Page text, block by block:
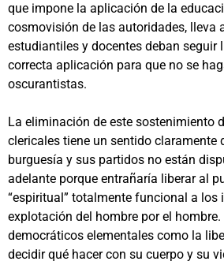
que impone la aplicación de la
cosmovisión de las autoridades, lleva
estudiantiles y docentes deban seguir
correcta aplicación para que no se
oscurantistas.
La eliminación de este sostenimiento
clericales tiene un sentido claramente
burguesía y sus partidos no están
adelante porque entrañaría liberar al
“espiritual” totalmente funcional a los
explotación del hombre por el hombre.
democráticos elementales como la
decidir qué hacer con su cuerpo y su